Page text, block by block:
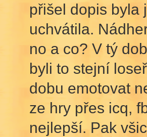
přišel dopis byla
uchvátila.
no a co? V tý
byli to stejní
dobu emotovat
ze hry přes icq,
nejlepší. Pak